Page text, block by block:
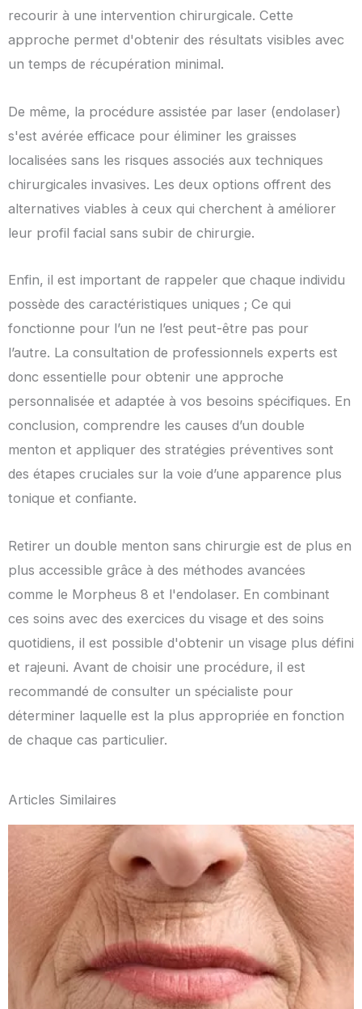
recourir à une intervention chirurgicale. Cette
approche permet d'obtenir des résultats visibles avec
un temps de récupération minimal.
De même, la procédure assistée par laser (endolaser)
s'est avérée efficace pour éliminer les graisses
localisées sans les risques associés aux techniques
chirurgicales invasives. Les deux options offrent des
alternatives viables à ceux qui cherchent à améliorer
leur profil facial sans subir de chirurgie.
Enfin, il est important de rappeler que chaque individu
possède des caractéristiques uniques ; Ce qui
fonctionne pour l’un ne l’est peut-être pas pour
l’autre. La consultation de professionnels experts est
donc essentielle pour obtenir une approche
personnalisée et adaptée à vos besoins spécifiques. En
conclusion, comprendre les causes d’un double
menton et appliquer des stratégies préventives sont
des étapes cruciales sur la voie d’une apparence plus
tonique et confiante.
Retirer un double menton sans chirurgie est de plus en
plus accessible grâce à des méthodes avancées
comme le Morpheus 8 et l'endolaser. En combinant
ces soins avec des exercices du visage et des soins
quotidiens, il est possible d'obtenir un visage plus défini
et rajeuni. Avant de choisir une procédure, il est
recommandé de consulter un spécialiste pour
déterminer laquelle est la plus appropriée en fonction
de chaque cas particulier.
Articles Similaires